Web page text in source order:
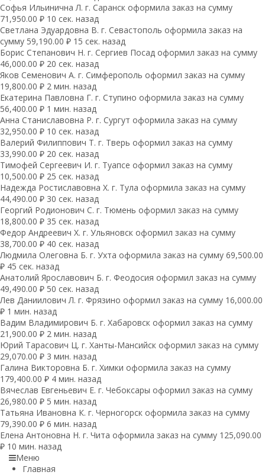
Софья Ильинична Л. г. Саранск оформила заказ на сумму
71,950.00 ₽ 10 сек. назад
Светлана Эдуардовна В. г. Севастополь оформила заказ на
сумму 59,190.00 ₽ 15 сек. назад
Борис Степанович Н. г. Сергиев Посад оформил заказ на сумму
46,000.00 ₽ 20 сек. назад
Яков Семенович А. г. Симферополь оформил заказ на сумму
19,800.00 ₽ 2 мин. назад
Екатерина Павловна Г. г. Ступино оформила заказ на сумму
56,400.00 ₽ 1 мин. назад
Анна Станиславовна Р. г. Сургут оформила заказ на сумму
32,950.00 ₽ 10 сек. назад
Валерий Филиппович Т. г. Тверь оформил заказ на сумму
33,990.00 ₽ 20 сек. назад
Тимофей Сергеевич И. г. Туапсе оформил заказ на сумму
10,500.00 ₽ 25 сек. назад
Надежда Ростиславовна Х. г. Тула оформила заказ на сумму
44,490.00 ₽ 30 сек. назад
Георгий Родионович С. г. Тюмень оформил заказ на сумму
18,800.00 ₽ 35 сек. назад
Федор Андреевич Х. г. Ульяновск оформил заказ на сумму
38,700.00 ₽ 40 сек. назад
Людмила Олеговна Б. г. Ухта оформила заказ на сумму 69,500.00
₽ 45 сек. назад
Анатолий Ярославович Б. г. Феодосия оформил заказ на сумму
49,490.00 ₽ 50 сек. назад
Лев Даниилович Л. г. Фрязино оформил заказ на сумму 16,000.00
₽ 1 мин. назад
Вадим Владимирович Б. г. Хабаровск оформил заказ на сумму
21,900.00 ₽ 2 мин. назад
Юрий Тарасович Ц. г. Ханты-Мансийск оформил заказ на сумму
29,070.00 ₽ 3 мин. назад
Галина Викторовна Б. г. Химки оформила заказ на сумму
179,400.00 ₽ 4 мин. назад
Вячеслав Евгеньевич Е. г. Чебоксары оформил заказ на сумму
26,980.00 ₽ 5 мин. назад
Татьяна Ивановна К. г. Черногорск оформила заказ на сумму
79,390.00 ₽ 6 мин. назад
Елена Антоновна Н. г. Чита оформила заказ на сумму 125,090.00
₽ 10 мин. назад
Меню
Главная